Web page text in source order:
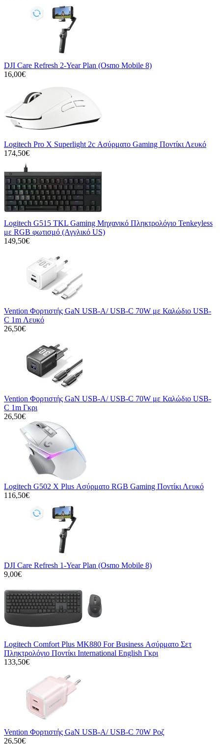
DJI Care Refresh 2-Year Plan (Osmo Mobile 8)
16,00€
Logitech Pro X Superlight 2c Ασύρματο Gaming Ποντίκι Λευκό
174,50€
Logitech G515 TKL Gaming Μηχανικό Πληκτρολόγιο Tenkeyless
με RGB φωτισμό (Αγγλικό US)
149,50€
Vention Φορτιστής GaN USB-A/ USB-C 70W με Καλώδιο USB-
C 1m Λευκό
26,50€
Vention Φορτιστής GaN USB-A/ USB-C 70W με Καλώδιο USB-
C 1m Γκρι
26,50€
Logitech G502 X Plus Ασύρματο RGB Gaming Ποντίκι Λευκό
116,50€
DJI Care Refresh 1-Year Plan (Osmo Mobile 8)
9,00€
Logitech Comfort Plus MK880 For Business Ασύρματο Σετ
Πληκτρολόγιο Ποντίκι International English Γκρι
133,50€
Vention Φορτιστής GaN USB-A/ USB-C 70W Ροζ
26,50€